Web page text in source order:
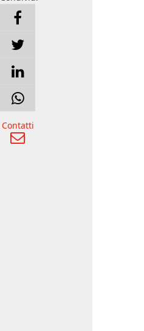
Contatti